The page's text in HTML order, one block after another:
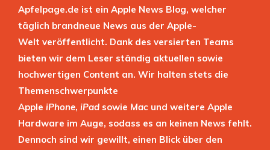
Apfelpage.de ist ein Apple News Blog, welcher
täglich brandneue News aus der Apple-
Welt veröffentlicht. Dank des versierten Teams
bieten wir dem Leser ständig aktuellen sowie
hochwertigen Content an. Wir halten stets die
Themenschwerpunkte
Apple iPhone, iPad sowie Mac und weitere Apple
Hardware im Auge, sodass es an keinen News fehlt.
Dennoch sind wir gewillt, einen Blick über den